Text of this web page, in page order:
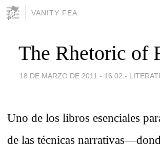
VANITY FEA
The Rhetoric of
18 DE MARZO DE 2011 - 16:02 -
Uno de los libros esenciales
de las técnicas